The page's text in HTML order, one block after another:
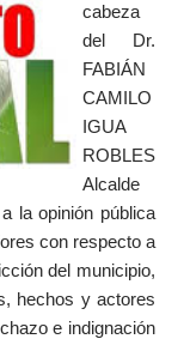
cabeza
del Dr.
FABIÁN
CAMILO
IGUA
ROBLES
Alcalde
la opinión pública
con respecto a
del municipio,
hechos y actores
e indignación